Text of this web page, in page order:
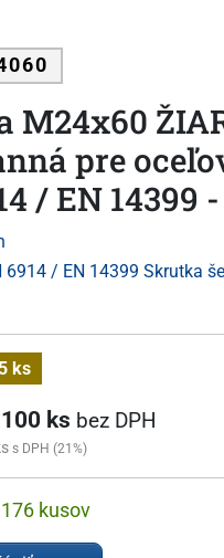
pre
/ EN 14399
6914 / EN 14399 Skrutka
ks
ks bez DPH
s DPH (21%)
kusov